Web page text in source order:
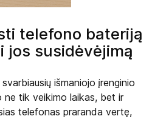
telefono bateriją
jos susidėvėjimą
išmaniojo įrenginio
ne tik veikimo laikas, bet ir
telefonas praranda vertę,